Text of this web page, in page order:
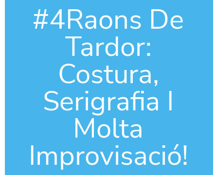
#4Raons De
Tardor:
Costura,
Serigrafia I
Molta
Improvisació!